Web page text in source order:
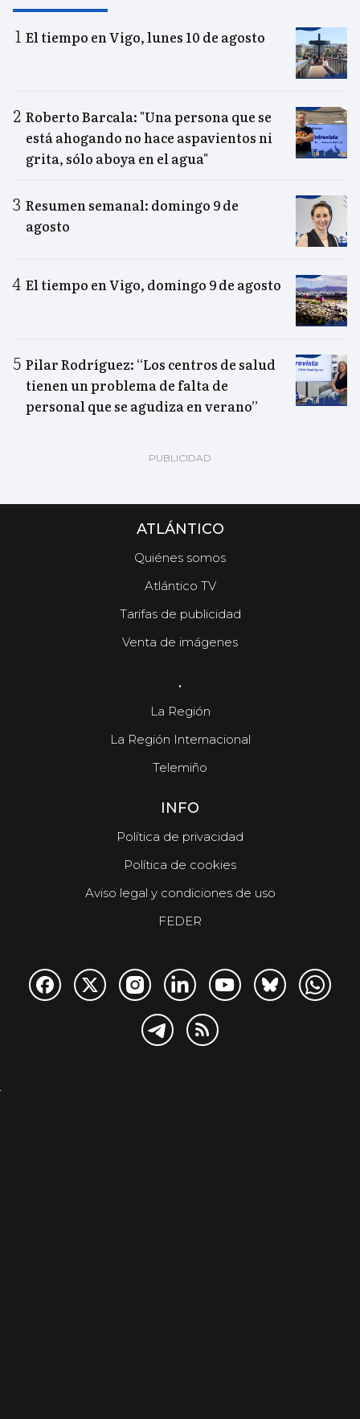
El tiempo en Vigo, lunes 10 de agosto
Roberto Barcala: "Una persona que se
está ahogando no hace aspavientos ni
grita, sólo aboya en el agua"
Resumen semanal: domingo 9 de
agosto
El tiempo en Vigo, domingo 9 de agosto
Pilar Rodríguez: “Los centros de salud
tienen un problema de falta de
personal que se agudiza en verano”
ATLÁNTICO
Quiénes somos
Atlántico TV
Tarifas de publicidad
Venta de imágenes
.
La Región
La Región Internacional
Telemiño
INFO
Política de privacidad
Política de cookies
Aviso legal y condiciones de uso
FEDER